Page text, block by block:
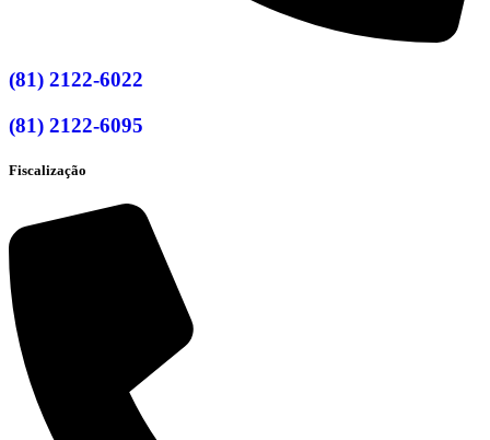
(81) 2122-6022
(81) 2122-6095
Fiscalização